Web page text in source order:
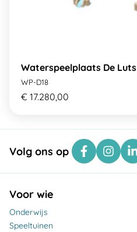
Waterspeelplaats De Luts
WP-D18
€ 17.280,00
Volg ons op
Voor wie
Onderwijs
Speeltuinen